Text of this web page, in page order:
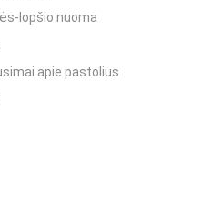
lopšio nuoma
apie pastolius